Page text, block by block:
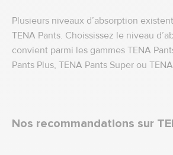
Plusieurs niveaux d’absorption
TENA Pants. Choississez le niveau
convient parmi les gammes TENA
Pants Plus, TENA Pants Super ou
Nos recommandations sur